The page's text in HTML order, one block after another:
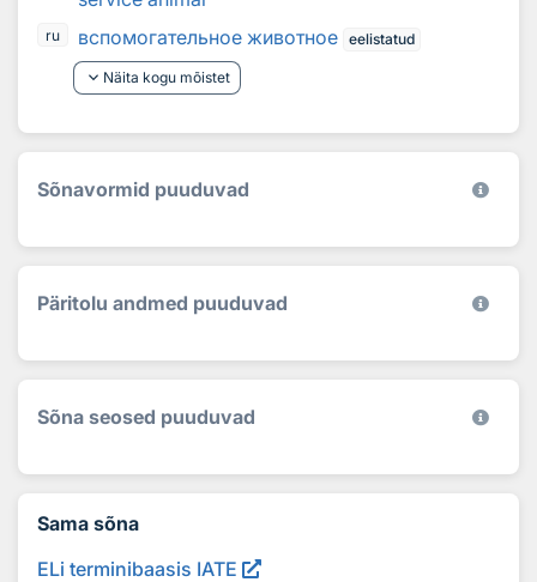
ru вспомогательное животное eelistatud
keyboard_arrow_down Näita kogu mõistet
Sõnavormid puuduvad
Päritolu andmed puuduvad
Sõna seosed puuduvad
Sama sõna
ELi terminibaasis IATE